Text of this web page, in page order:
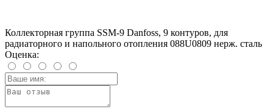
Коллекторная группа SSM-9 Danfoss, 9 контуров, для
радиаторного и напольного отопления 088U0809 нерж. сталь
Оценка: